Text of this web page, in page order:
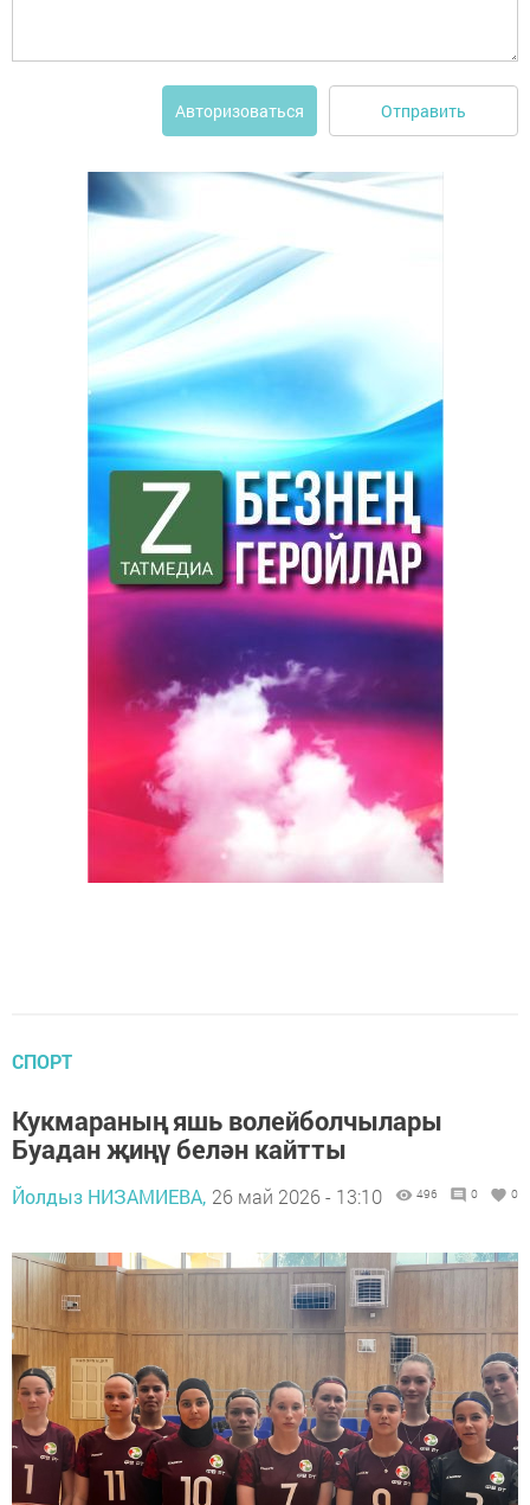
Авторизоваться Отправить
СПОРТ
Кукмараның яшь волейболчылары
Буадан җиңү белән кайтты
Йолдыз НИЗАМИЕВА, 26 май 2026 - 13:10 496 0 0